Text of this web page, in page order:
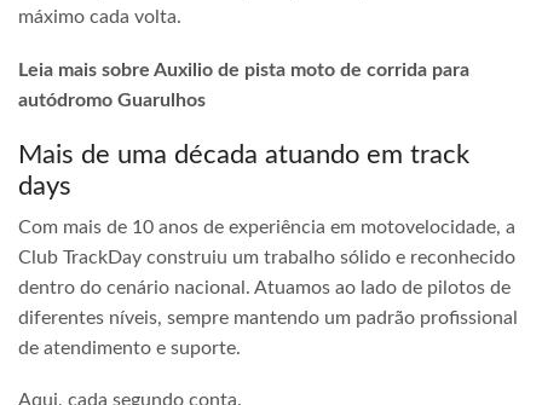
máximo cada volta.
Leia mais sobre Auxilio de pista moto de corrida para
autódromo Guarulhos
Mais de uma década atuando em track
days
Com mais de 10 anos de experiência em motovelocidade, a
Club TrackDay construiu um trabalho sólido e reconhecido
dentro do cenário nacional. Atuamos ao lado de pilotos de
diferentes níveis, sempre mantendo um padrão profissional
de atendimento e suporte.
Aqui, cada segundo conta.